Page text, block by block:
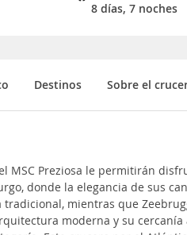
8 días, 7 noches
Destinos Sobre el
MSC Preziosa le permitirán
donde la elegancia de sus
mientras que
moderna y su